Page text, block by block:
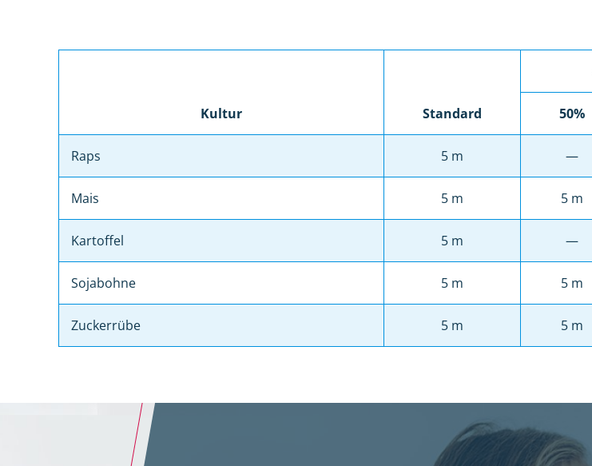
Kultur Standard 50%
Raps 5 m —
Mais 5 m 5 m
Kartoffel 5 m —
Sojabohne 5 m 5 m
Zuckerrübe 5 m 5 m